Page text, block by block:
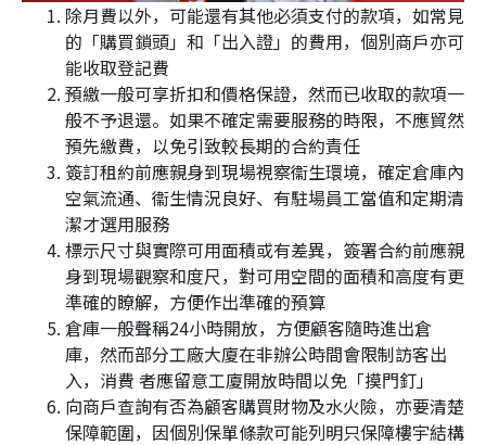
除月費以外，可能還有其他必須支付的款項，如常見
的「購買鎖頭」和「出入證」的費用，個別商戶亦可
能收取登記費
預繳一般可享折扣和價格保證，然而已收取的款項一
般不予退還。如果不確定需要服務的時限，不應貿然
預先繳費，以免引致較長期的合約責任
簽訂租約前應親身到現場視察衞生環境，確定倉庫內
空氣流通、衞生情況良好、有駐場員工當值和定期清
潔才選用服務
標示尺寸與實際可用面積或有差異，簽署合約前應親
身到現場觀察和度尺，對可用空間的面積和高度有更
準確的瞭解，方便作出準確的預算
倉庫一般聲稱24小時開放，方便顧客隨時進出倉
庫，然而部分工廠大廈在非辦公時間會限制訪客出
入，消費 者應留意工廈開放時間以免「摸門釘」
向商戶查詢有否為顧客購買財物及水火險，亦要清楚
保障範圍，因個別保單條款可能列明只保障樓宇結構